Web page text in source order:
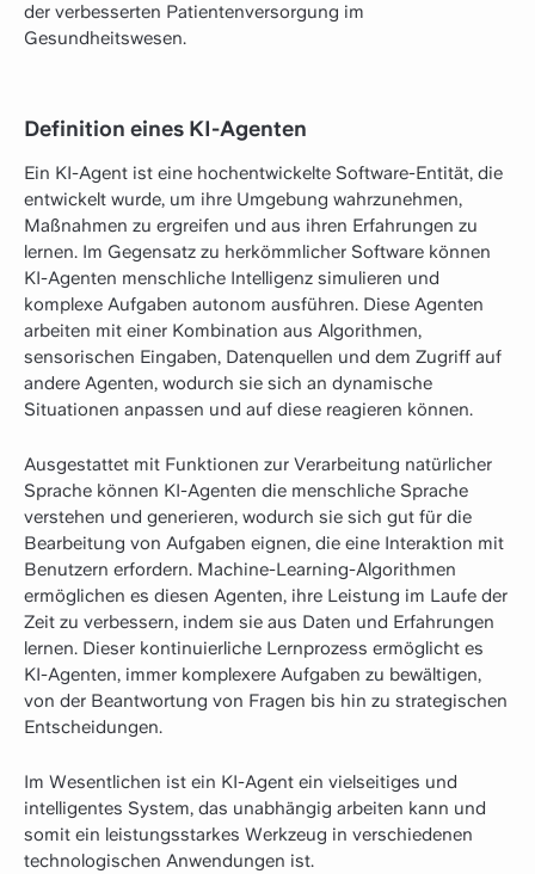
der verbesserten Patientenversorgung im
Gesundheitswesen.
Definition eines KI-Agenten
Ein KI-Agent ist eine hochentwickelte Software-Entität, die
entwickelt wurde, um ihre Umgebung wahrzunehmen,
Maßnahmen zu ergreifen und aus ihren Erfahrungen zu
lernen. Im Gegensatz zu herkömmlicher Software können
KI-Agenten menschliche Intelligenz simulieren und
komplexe Aufgaben autonom ausführen. Diese Agenten
arbeiten mit einer Kombination aus Algorithmen,
sensorischen Eingaben, Datenquellen und dem Zugriff auf
andere Agenten, wodurch sie sich an dynamische
Situationen anpassen und auf diese reagieren können.
Ausgestattet mit Funktionen zur Verarbeitung natürlicher
Sprache können KI-Agenten die menschliche Sprache
verstehen und generieren, wodurch sie sich gut für die
Bearbeitung von Aufgaben eignen, die eine Interaktion mit
Benutzern erfordern. Machine-Learning-Algorithmen
ermöglichen es diesen Agenten, ihre Leistung im Laufe der
Zeit zu verbessern, indem sie aus Daten und Erfahrungen
lernen. Dieser kontinuierliche Lernprozess ermöglicht es
KI-Agenten, immer komplexere Aufgaben zu bewältigen,
von der Beantwortung von Fragen bis hin zu strategischen
Entscheidungen.
Im Wesentlichen ist ein KI-Agent ein vielseitiges und
intelligentes System, das unabhängig arbeiten kann und
somit ein leistungsstarkes Werkzeug in verschiedenen
technologischen Anwendungen ist.